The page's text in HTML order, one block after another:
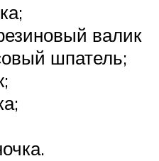
валик
шпатель;